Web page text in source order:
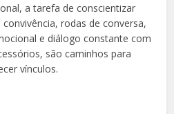
a tarefa de conscientizar
rodas de conversa,
e diálogo constante com
são caminhos para
vínculos.